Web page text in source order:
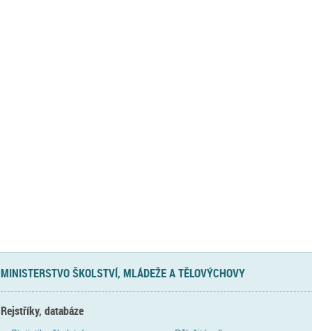
MINISTERSTVO ŠKOLSTVÍ, MLÁDEŽE A TĚLOVÝCHOVY
Rejstříky, databáze